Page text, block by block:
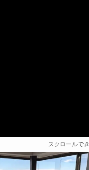
スクロールで